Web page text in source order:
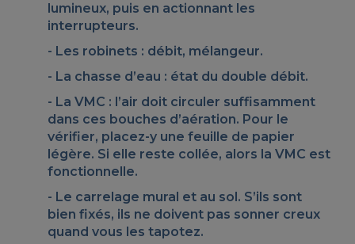
lumineux, puis en actionnant les
interrupteurs.
Les robinets : débit, mélangeur.
La chasse d’eau : état du double débit.
La VMC : l’air doit circuler suffisamment
dans ces bouches d’aération. Pour le
vérifier, placez-y une feuille de papier
légère. Si elle reste collée, alors la VMC est
fonctionnelle.
Le carrelage mural et au sol. S’ils sont
bien fixés, ils ne doivent pas sonner creux
quand vous les tapotez.